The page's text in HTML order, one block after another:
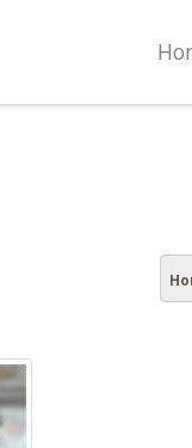
si
su un link o